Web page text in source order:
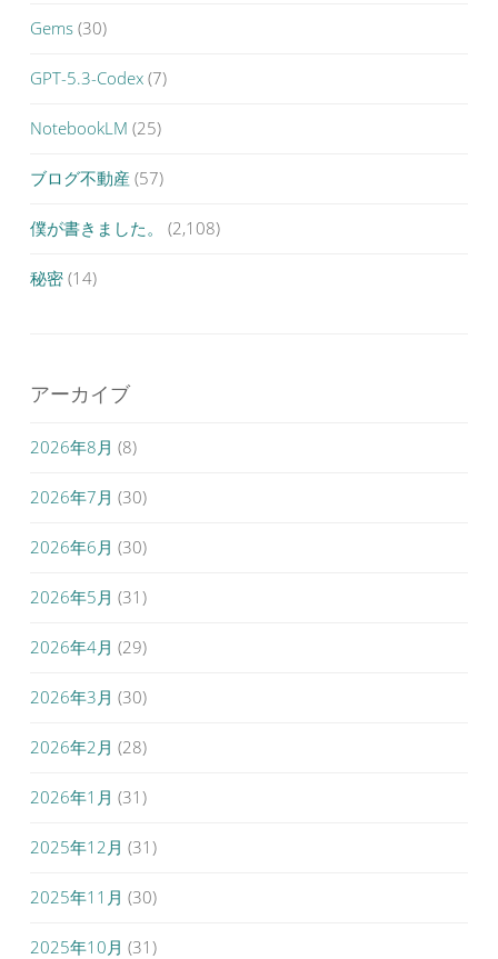
Gems (30)
GPT-5.3-Codex (7)
NotebookLM (25)
ブログ不動産 (57)
僕が書きました。 (2,108)
秘密 (14)
アーカイブ
2026年8月 (8)
2026年7月 (30)
2026年6月 (30)
2026年5月 (31)
2026年4月 (29)
2026年3月 (30)
2026年2月 (28)
2026年1月 (31)
2025年12月 (31)
2025年11月 (30)
2025年10月 (31)